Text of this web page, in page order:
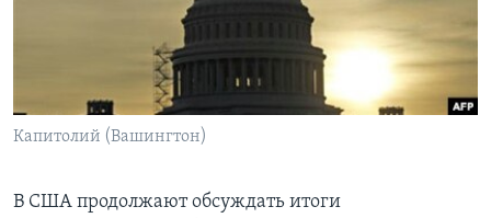
СОЦИАЛЬНЫЕ СЕТИ
Языки
Капитолий (Вашингтон)
В США продолжают обсуждать итоги